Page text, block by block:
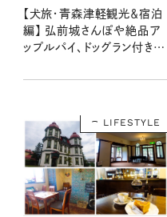
【犬旅・青森津軽観光＆宿泊
編】 弘前城さんぽや絶品ア
ップルパイ、ドッグラン付きカ
るくんの旅日記
LIFESTYLE